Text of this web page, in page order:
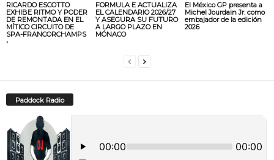
RICARDO ESCOTTO
EXHIBE RITMO Y PODER
DE REMONTADA EN EL
MÍTICO CIRCUITO DE
SPA-FRANCORCHAMPS
•
FORMULA E ACTUALIZA
EL CALENDARIO 2026/27
Y ASEGURA SU FUTURO
A LARGO PLAZO EN
MÓNACO
El México GP presenta a
Michel Jourdain Jr. como
embajador de la edición
2026
Paddock Radio